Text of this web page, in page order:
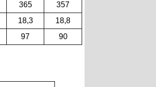
365 357
18,3
18,8
97 90